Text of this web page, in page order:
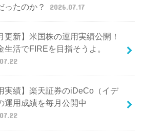
ったのか？
2026.07.17
更新】米国株の運用実績公開！
生活でFIREを目指そうよ。
実績】楽天証券のiDeCo（イデ
運用成績を毎月公開中